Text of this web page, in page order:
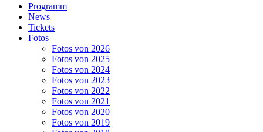
Programm
News
Tickets
Fotos
Fotos von 2026
Fotos von 2025
Fotos von 2024
Fotos von 2023
Fotos von 2022
Fotos von 2021
Fotos von 2020
Fotos von 2019